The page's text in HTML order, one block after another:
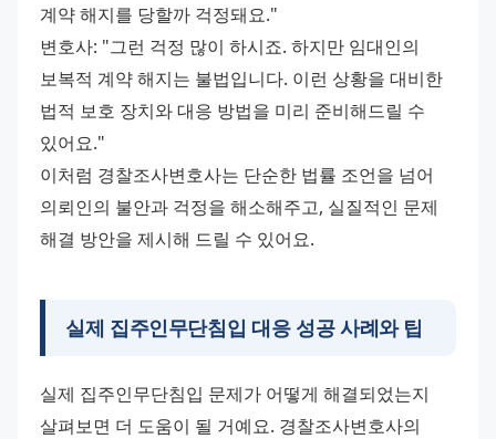
계약 해지를 당할까 걱정돼요."
변호사: "그런 걱정 많이 하시죠. 하지만 임대인의
보복적 계약 해지는 불법입니다. 이런 상황을 대비한
법적 보호 장치와 대응 방법을 미리 준비해드릴 수
있어요."
이처럼 경찰조사변호사는 단순한 법률 조언을 넘어
의뢰인의 불안과 걱정을 해소해주고, 실질적인 문제
해결 방안을 제시해 드릴 수 있어요.
실제 집주인무단침입 대응 성공 사례와 팁
실제 집주인무단침입 문제가 어떻게 해결되었는지
살펴보면 더 도움이 될 거예요. 경찰조사변호사의